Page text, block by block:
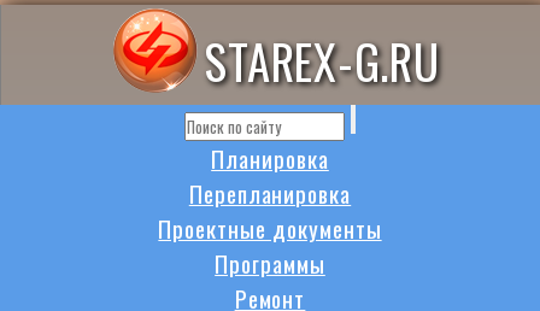
STAREX-G.RU
Планировка
Перепланировка
Проектные документы
Программы
Ремонт